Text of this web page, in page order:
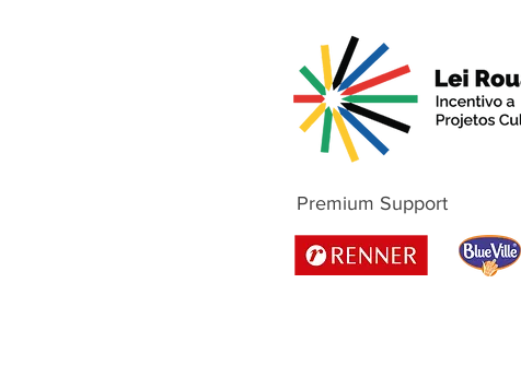
Premium Support